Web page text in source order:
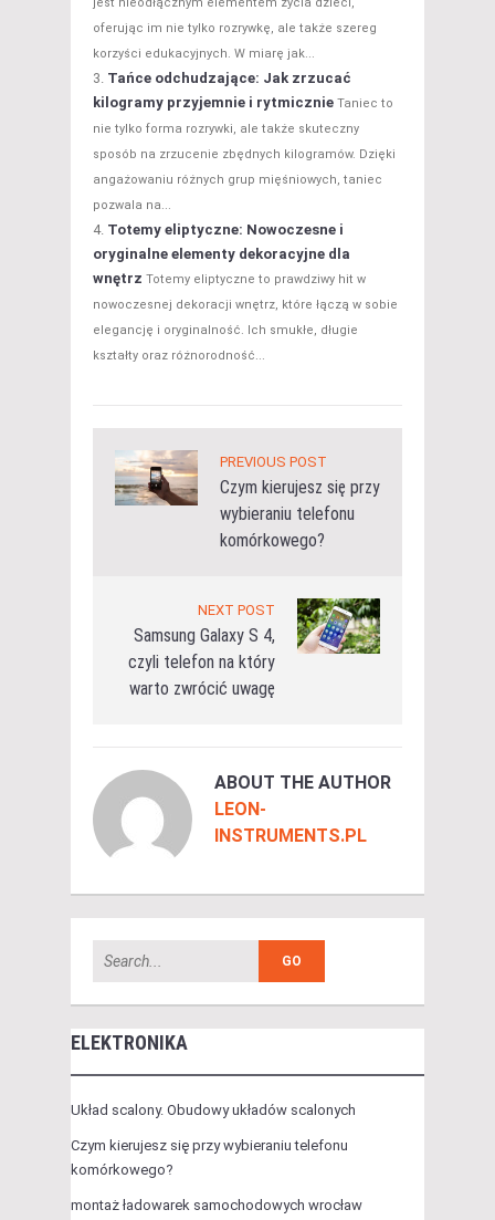
jest nieodłącznym elementem życia dzieci,
oferując im nie tylko rozrywkę, ale także szereg
korzyści edukacyjnych. W miarę jak...
Tańce odchudzające: Jak zrzucać
kilogramy przyjemnie i rytmicznie Taniec to
nie tylko forma rozrywki, ale także skuteczny
sposób na zrzucenie zbędnych kilogramów. Dzięki
angażowaniu różnych grup mięśniowych, taniec
pozwala na...
Totemy eliptyczne: Nowoczesne i
oryginalne elementy dekoracyjne dla
wnętrz Totemy eliptyczne to prawdziwy hit w
nowoczesnej dekoracji wnętrz, które łączą w sobie
elegancję i oryginalność. Ich smukłe, długie
kształty oraz różnorodność...
PREVIOUS POST
Czym kierujesz się przy
wybieraniu telefonu
komórkowego?
NEXT POST
Samsung Galaxy S 4,
czyli telefon na który
warto zwrócić uwagę
ABOUT THE AUTHOR
LEON-
INSTRUMENTS.PL
ELEKTRONIKA
Układ scalony. Obudowy układów scalonych
Czym kierujesz się przy wybieraniu telefonu
komórkowego?
montaż ładowarek samochodowych wrocław